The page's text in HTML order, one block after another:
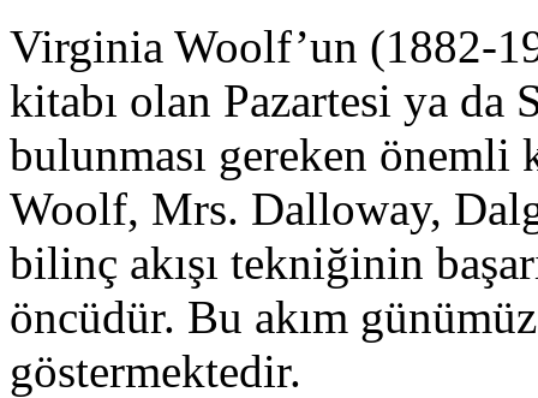
Virginia Woolf’un (1882-
kitabı olan Pazartesi ya da
bulunması gereken
Woolf, Mrs. Dalloway,
bilinç akışı tekniğinin
öncüdür. Bu akım
göstermektedir.